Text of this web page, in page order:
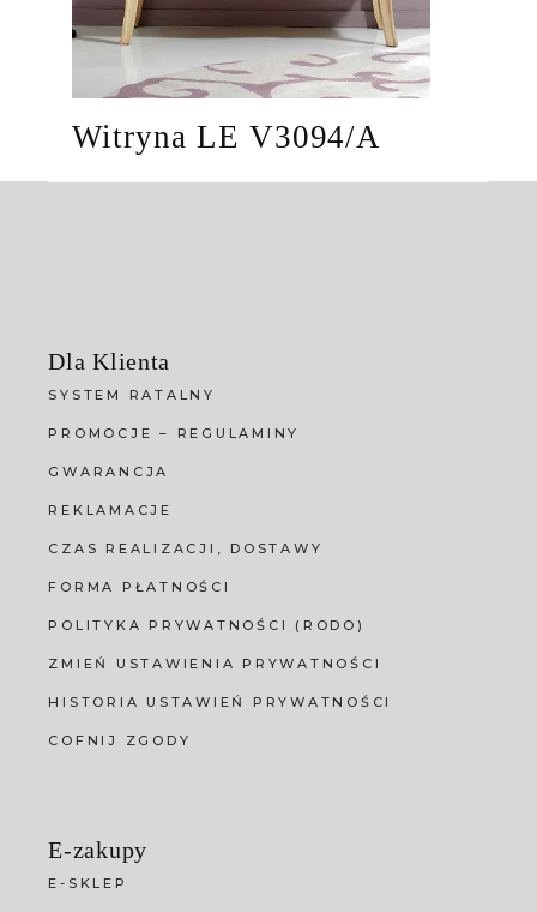
Witryna LE V3094/A
Dla Klienta
SYSTEM RATALNY
PROMOCJE – REGULAMINY
GWARANCJA
REKLAMACJE
CZAS REALIZACJI, DOSTAWY
FORMA PŁATNOŚCI
POLITYKA PRYWATNOŚCI (RODO)
ZMIEŃ USTAWIENIA PRYWATNOŚCI
HISTORIA USTAWIEŃ PRYWATNOŚCI
COFNIJ ZGODY
E-zakupy
E-SKLEP